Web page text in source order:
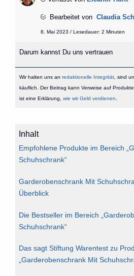
Bearbeitet von Claudia
8. Mai 2023 / Lesedauer: 2 Minuten
Darum kannst Du uns vertrauen
Wir halten uns an redaktionelle Integrität, sind
käuflich. Der Beitrag kann Verweise auf
ist eine Erklärung, wie wir Geld verdienen
Inhalt
Empfohlene Produkte im Bereich
Schuhschrank“
Garderobenschrank Mit
Überblick
Die Bestseller im Bereich
Schuhschrank“
Das sagt Stiftung Warentest zu
„Garderobenschrank Mit